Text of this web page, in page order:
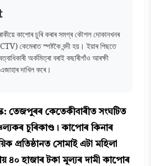
কাপোৰ চুৰি কৰাৰ সমগ্ৰ কৌশল দোকানখনৰ
কেমেৰাত স্পষ্টকৈ বন্দী হয়। ইয়াৰ পিছতে
অৰ্কমিত্ৰা বৰাই কছাৰীগাঁও আৰক্ষী
দাখিল কৰে।
তেজপুৰৰ কেতেকীবাৰীত সংঘটিত
চুৰিকাণ্ড। কাপোৰ কিনাৰ
প্ৰতিষ্ঠানত সোমাই এটা মহিলা
৪০ হাজাৰ টকা মূল্যৰ দামী কাপোৰ